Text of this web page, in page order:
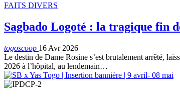
FAITS DIVERS
Sagbado Logoté : la tragique fin
togoscoop 16 Avr 2026
Le destin de Dame Rosine s’est brutalement arrêté,
2026 à l’hôpital, au lendemain…